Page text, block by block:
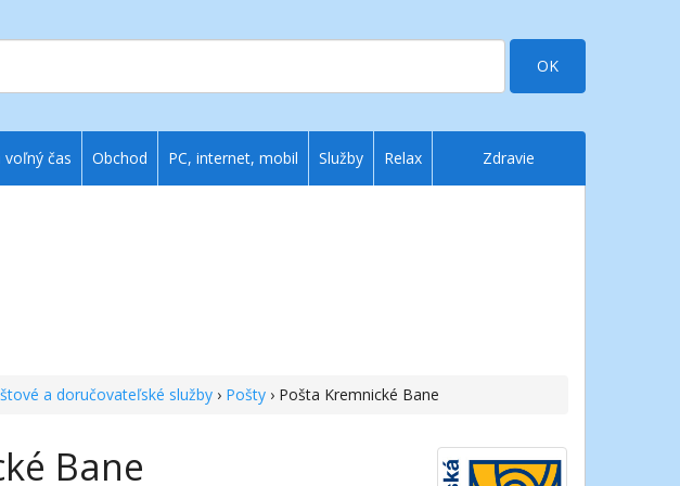
OK
a doručovateľské služby › Pošty › Pošta Kremnické Bane
Bane
voľný čas Obchod PC, internet, mobil Služby Relax Zdravie